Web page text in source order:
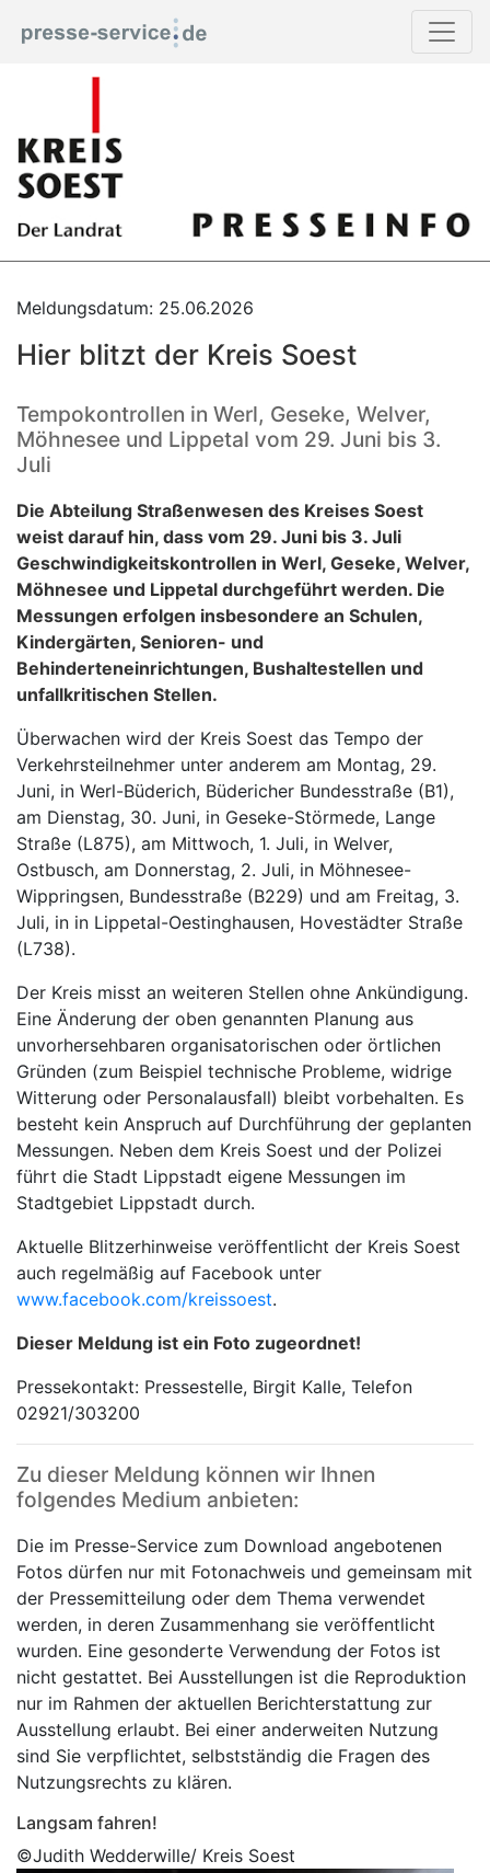
Meldungsdatum: 25.06.2026
Hier blitzt der Kreis Soest
Tempokontrollen in Werl, Geseke, Welver,
Möhnesee und Lippetal vom 29. Juni bis 3.
Juli
Die Abteilung Straßenwesen des Kreises Soest
weist darauf hin, dass vom 29. Juni bis 3. Juli
Geschwindigkeitskontrollen in Werl, Geseke, Welver,
Möhnesee und Lippetal durchgeführt werden. Die
Messungen erfolgen insbesondere an Schulen,
Kindergärten, Senioren- und
Behinderteneinrichtungen, Bushaltestellen und
unfallkritischen Stellen.
Überwachen wird der Kreis Soest das Tempo der
Verkehrsteilnehmer unter anderem am Montag, 29.
Juni, in Werl-Büderich, Büdericher Bundesstraße (B1),
am Dienstag, 30. Juni, in Geseke-Störmede, Lange
Straße (L875), am Mittwoch, 1. Juli, in Welver,
Ostbusch, am Donnerstag, 2. Juli, in Möhnesee-
Wippringsen, Bundesstraße (B229) und am Freitag, 3.
Juli, in in Lippetal-Oestinghausen, Hovestädter Straße
(L738).
Der Kreis misst an weiteren Stellen ohne Ankündigung.
Eine Änderung der oben genannten Planung aus
unvorhersehbaren organisatorischen oder örtlichen
Gründen (zum Beispiel technische Probleme, widrige
Witterung oder Personalausfall) bleibt vorbehalten. Es
besteht kein Anspruch auf Durchführung der geplanten
Messungen. Neben dem Kreis Soest und der Polizei
führt die Stadt Lippstadt eigene Messungen im
Stadtgebiet Lippstadt durch.
Aktuelle Blitzerhinweise veröffentlicht der Kreis Soest
auch regelmäßig auf Facebook unter
www.facebook.com/kreissoest.
Dieser Meldung ist ein Foto zugeordnet!
Pressekontakt: Pressestelle, Birgit Kalle, Telefon
02921/303200
Zu dieser Meldung können wir Ihnen
folgendes Medium anbieten:
Die im Presse-Service zum Download angebotenen
Fotos dürfen nur mit Fotonachweis und gemeinsam mit
der Pressemitteilung oder dem Thema verwendet
werden, in deren Zusammenhang sie veröffentlicht
wurden. Eine gesonderte Verwendung der Fotos ist
nicht gestattet. Bei Ausstellungen ist die Reproduktion
nur im Rahmen der aktuellen Berichterstattung zur
Ausstellung erlaubt. Bei einer anderweiten Nutzung
sind Sie verpflichtet, selbstständig die Fragen des
Nutzungsrechts zu klären.
Langsam fahren!
©Judith Wedderwille/ Kreis Soest